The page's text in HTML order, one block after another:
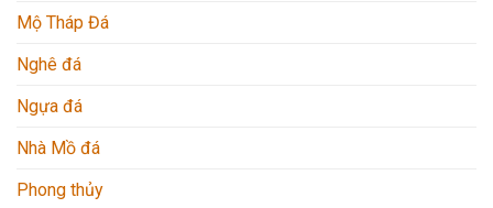
Mộ Tháp Đá
Nghê đá
Ngựa đá
Nhà Mồ đá
Phong thủy